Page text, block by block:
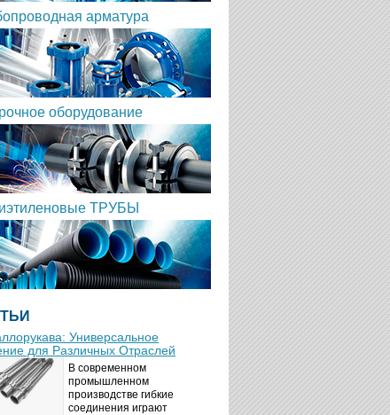
арматура
оборудование
ТРУБЫ
Универсальное
для Различных Отраслей
В современном
промышленном
производстве гибкие
соединения играют